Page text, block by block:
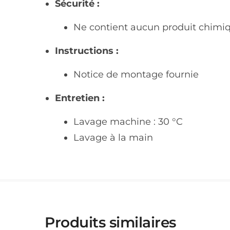
Sécurité :
Ne contient aucun produit
Instructions :
Notice de montage fournie
Entretien :
Lavage machine : 30 °C
Lavage à la main
Produits similaires